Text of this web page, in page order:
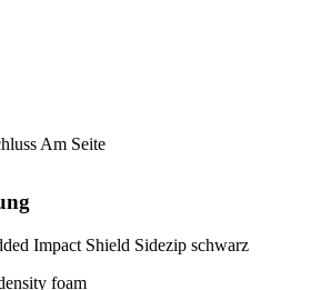
Am Seite
Impact Shield Sidezip schwarz
foam